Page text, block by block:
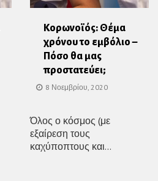
Κορωνοϊός: Θέμα
χρόνου το εμβόλιο –
Πόσο θα μας
προστατεύει;
8 Νοεμβρίου, 2020
Όλος ο κόσμος (με
εξαίρεση τους
καχύποπτους και...